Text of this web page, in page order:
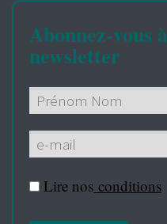
Abonnez-vous
newsletter
Lire nos conditions